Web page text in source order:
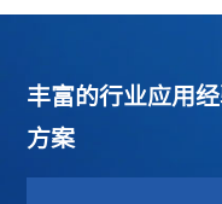
丰富的行业应用
方案